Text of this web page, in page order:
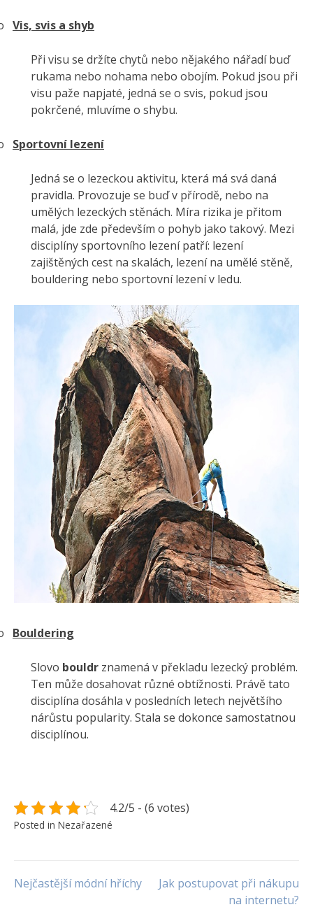
Vis, svis a shyb
Při visu se držíte chytů nebo nějakého nářadí buď
rukama nebo nohama nebo obojím. Pokud jsou při
visu paže napjaté, jedná se o svis, pokud jsou
pokrčené, mluvíme o shybu.
Sportovní lezení
Jedná se o lezeckou aktivitu, která má svá daná
pravidla. Provozuje se buď v přírodě, nebo na
umělých lezeckých stěnách. Míra rizika je přitom
malá, jde zde především o pohyb jako takový. Mezi
disciplíny sportovního lezení patří: lezení
zajištěných cest na skalách, lezení na umělé stěně,
bouldering nebo sportovní lezení v ledu.
Bouldering
Slovo bouldr znamená v překladu lezecký problém.
Ten může dosahovat různé obtížnosti. Právě tato
disciplína dosáhla v posledních letech největšího
nárůstu popularity. Stala se dokonce samostatnou
disciplínou.
4.2/5 - (6 votes)
Posted in Nezařazené
Navigace
Nejčastější módní hříchy
Jak postupovat při nákupu
na internetu?